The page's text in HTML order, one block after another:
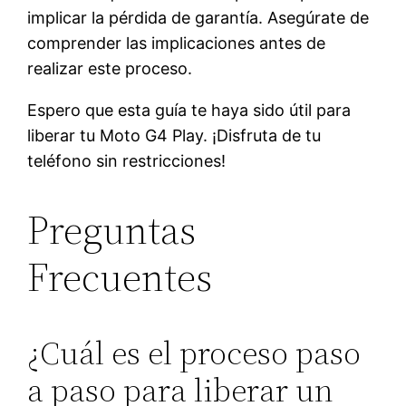
implicar la pérdida de garantía. Asegúrate de
comprender las implicaciones antes de
realizar este proceso.
Espero que esta guía te haya sido útil para
liberar tu Moto G4 Play. ¡Disfruta de tu
teléfono sin restricciones!
Preguntas
Frecuentes
¿Cuál es el proceso paso
a paso para liberar un